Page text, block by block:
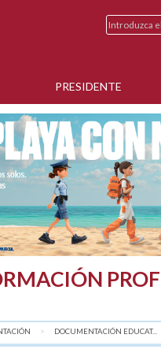
PRESIDENTE
DOCUMENTACIÓN EDUCAT...